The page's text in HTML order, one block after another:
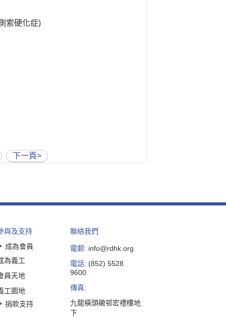
索硬化症)
下一頁>
與及支持
成為會員
為義工
員天地
工園地
捐款支持
聯絡我們
電郵: info@rdhk.org
電話: (852) 5528
9600
傳真:
九龍橫頭磡邨宏禮樓地
下